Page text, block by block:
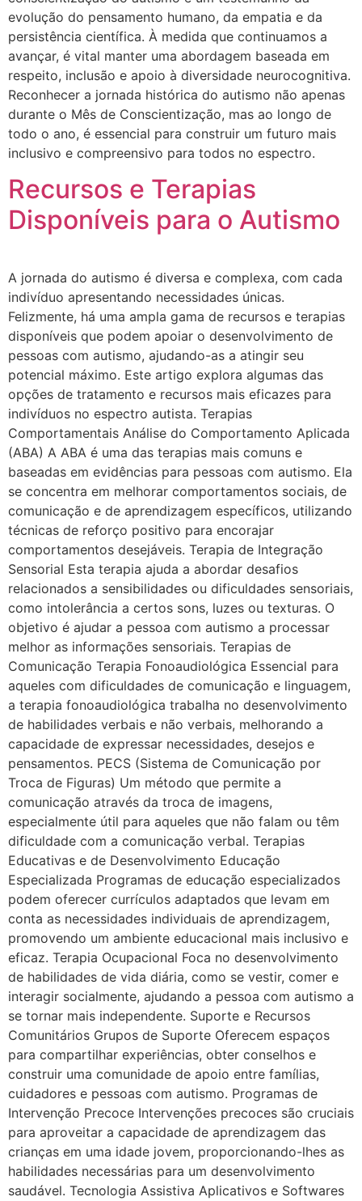
evolução do pensamento humano, da empatia e da
persistência científica. À medida que continuamos a
avançar, é vital manter uma abordagem baseada em
respeito, inclusão e apoio à diversidade neurocognitiva.
Reconhecer a jornada histórica do autismo não apenas
durante o Mês de Conscientização, mas ao longo de
todo o ano, é essencial para construir um futuro mais
inclusivo e compreensivo para todos no espectro.
Recursos e Terapias
Disponíveis para o Autismo
A jornada do autismo é diversa e complexa, com cada
indivíduo apresentando necessidades únicas.
Felizmente, há uma ampla gama de recursos e terapias
disponíveis que podem apoiar o desenvolvimento de
pessoas com autismo, ajudando-as a atingir seu
potencial máximo. Este artigo explora algumas das
opções de tratamento e recursos mais eficazes para
indivíduos no espectro autista. Terapias
Comportamentais Análise do Comportamento Aplicada
(ABA) A ABA é uma das terapias mais comuns e
baseadas em evidências para pessoas com autismo. Ela
se concentra em melhorar comportamentos sociais, de
comunicação e de aprendizagem específicos, utilizando
técnicas de reforço positivo para encorajar
comportamentos desejáveis. Terapia de Integração
Sensorial Esta terapia ajuda a abordar desafios
relacionados a sensibilidades ou dificuldades sensoriais,
como intolerância a certos sons, luzes ou texturas. O
objetivo é ajudar a pessoa com autismo a processar
melhor as informações sensoriais. Terapias de
Comunicação Terapia Fonoaudiológica Essencial para
aqueles com dificuldades de comunicação e linguagem,
a terapia fonoaudiológica trabalha no desenvolvimento
de habilidades verbais e não verbais, melhorando a
capacidade de expressar necessidades, desejos e
pensamentos. PECS (Sistema de Comunicação por
Troca de Figuras) Um método que permite a
comunicação através da troca de imagens,
especialmente útil para aqueles que não falam ou têm
dificuldade com a comunicação verbal. Terapias
Educativas e de Desenvolvimento Educação
Especializada Programas de educação especializados
podem oferecer currículos adaptados que levam em
conta as necessidades individuais de aprendizagem,
promovendo um ambiente educacional mais inclusivo e
eficaz. Terapia Ocupacional Foca no desenvolvimento
de habilidades de vida diária, como se vestir, comer e
interagir socialmente, ajudando a pessoa com autismo a
se tornar mais independente. Suporte e Recursos
Comunitários Grupos de Suporte Oferecem espaços
para compartilhar experiências, obter conselhos e
construir uma comunidade de apoio entre famílias,
cuidadores e pessoas com autismo. Programas de
Intervenção Precoce Intervenções precoces são cruciais
para aproveitar a capacidade de aprendizagem das
crianças em uma idade jovem, proporcionando-lhes as
habilidades necessárias para um desenvolvimento
saudável. Tecnologia Assistiva Aplicativos e Softwares